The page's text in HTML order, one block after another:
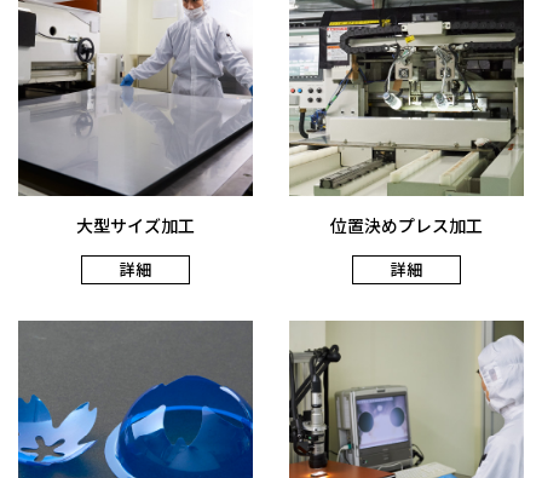
大型サイズ加工
詳細
位置決めプレス加工
詳細